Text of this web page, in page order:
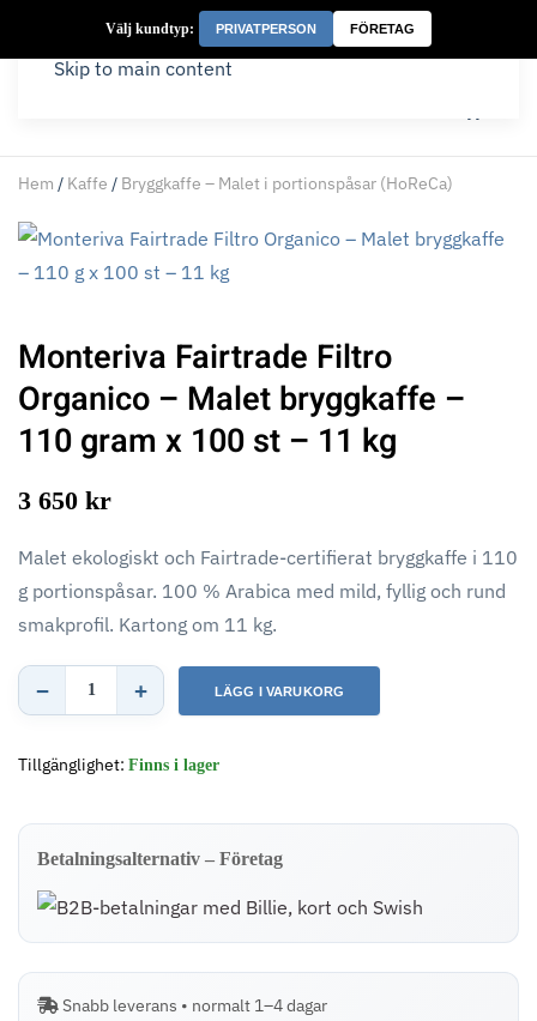
Välj kundtyp: PRIVATPERSON FÖRETAG
Skip to main content
Hem / Kaffe / Bryggkaffe – Malet i portionspåsar (HoReCa)
Monteriva Fairtrade Filtro
Organico – Malet bryggkaffe –
110 gram x 100 st – 11 kg
3 650 kr
Malet ekologiskt och Fairtrade-certifierat bryggkaffe i 110
g portionspåsar. 100 % Arabica med mild, fyllig och rund
smakprofil. Kartong om 11 kg.
Monteriva
Filtro
–
Malet
bryggkaffe
–
110
gram
− + LÄGG I VARUKORG
Tillgänglighet: Finns i lager
Betalningsalternativ – Företag
Snabb leverans • normalt 1–4 dagar